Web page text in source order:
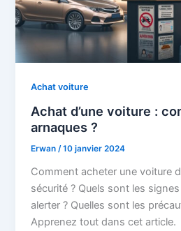
Achat voiture
Achat d’une voiture :
arnaques ?
Erwan/10 janvier 2024
Comment acheter une voiture
sécurité ? Quels sont les
alerter ? Quelles sont les
Apprenez tout dans cet article.